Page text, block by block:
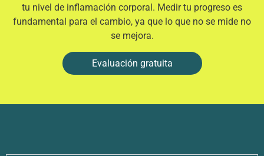
tu nivel de inflamación corporal. Medir tu progreso es
fundamental para el cambio, ya que lo que no se mide no
se mejora.
Evaluación gratuita